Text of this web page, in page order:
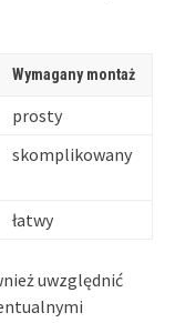
Wymagany montaż
prosty
skomplikowany
łatwy
uwzględnić